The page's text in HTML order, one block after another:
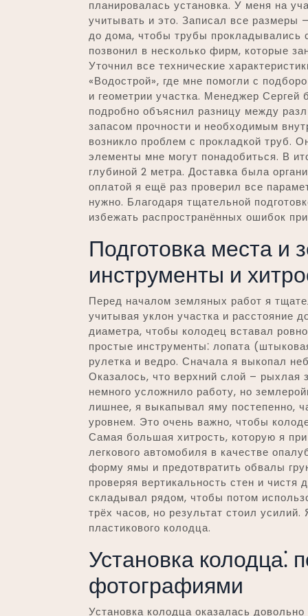
планировалась установка. У меня на
учитывать и это. Записал все размеры
до дома, чтобы трубы прокладывались
позвонил в несколько фирм, которые
Уточнил все технические
«Водострой», где мне помогли с
и геометрии участка. Менеджер
подробно объяснил разницу между
запасом прочности и необходимым
возникло проблем с прокладкой труб.
элементы мне могут понадобиться. В
глубиной 2 метра. Доставка была
оплатой я ещё раз проверил все
нужно. Благодаря тщательной
избежать распространённых ошибок
Подготовка места и
инструменты и
Перед началом земляных работ я
учитывая уклон участка и расстояние
диаметра, чтобы колодец вставал
простые инструменты⁚ лопата
рулетка и ведро. Сначала я выкопал
Оказалось, что верхний слой – рыхлая
немного усложнило работу, но
лишнее, я выкапывал яму постепенно,
уровнем. Это очень важно, чтобы
Самая большая хитрость, которую я
легкового автомобиля в качестве
форму ямы и предотвратить обвалы
проверяя вертикальность стен и чистя
складывал рядом, чтобы потом
трёх часов, но результат стоил
пластикового колодца.
Установка колодца⁚
фотографиями
Установка колодца оказалась